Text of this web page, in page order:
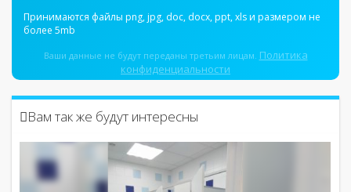
Принимаются файлы png, jpg, doc, docx, ppt, xls и размером не
более 5mb
Ваши данные не будут переданы третьим лицам. Политика
конфиденциальности
Вам так же будут интересны